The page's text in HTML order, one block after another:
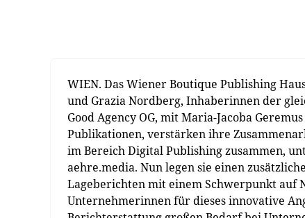
WIEN. Das Wiener Boutique Publishing
und Grazia Nordberg, Inhaberinnen der
Good Agency OG, mit Maria-Jacoba
Publikationen, verstärken ihre
im Bereich Digital Publishing zusammen,
aehre.media. Nun legen sie einen
Lageberichten mit einem Schwerpunkt auf
Unternehmerinnen für dieses innovative